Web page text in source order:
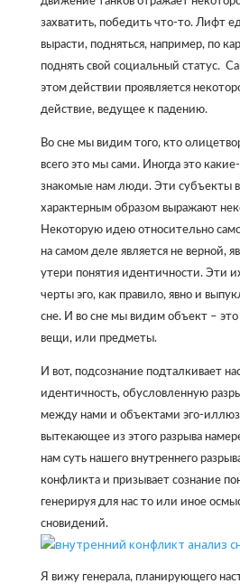
захватить, победить что-то. Лифт
вырасти, подняться, например, по
поднять свой социальный статус.
этом действии проявляется
действие, ведущее к падению.
Во сне мы видим того, кто
всего это мы сами. Иногда это
знакомые нам люди. Эти субъекты
характерным образом выражают
Некоторую идею относительно
на самом деле является не верной,
утери понятия идентичности. Эти
черты эго, как правило, явно и
сне. И во сне мы видим объект –
вещи, или предметы.
И вот, подсознание подталкивает
идентичность, обусловленную
между нами и объектами эго-
вытекающее из этого разрыва
нам суть нашего внутреннего
конфликта и призывает сознание
генерируя для нас то или иное
сновидений.
Я вижу генерала, планирующего